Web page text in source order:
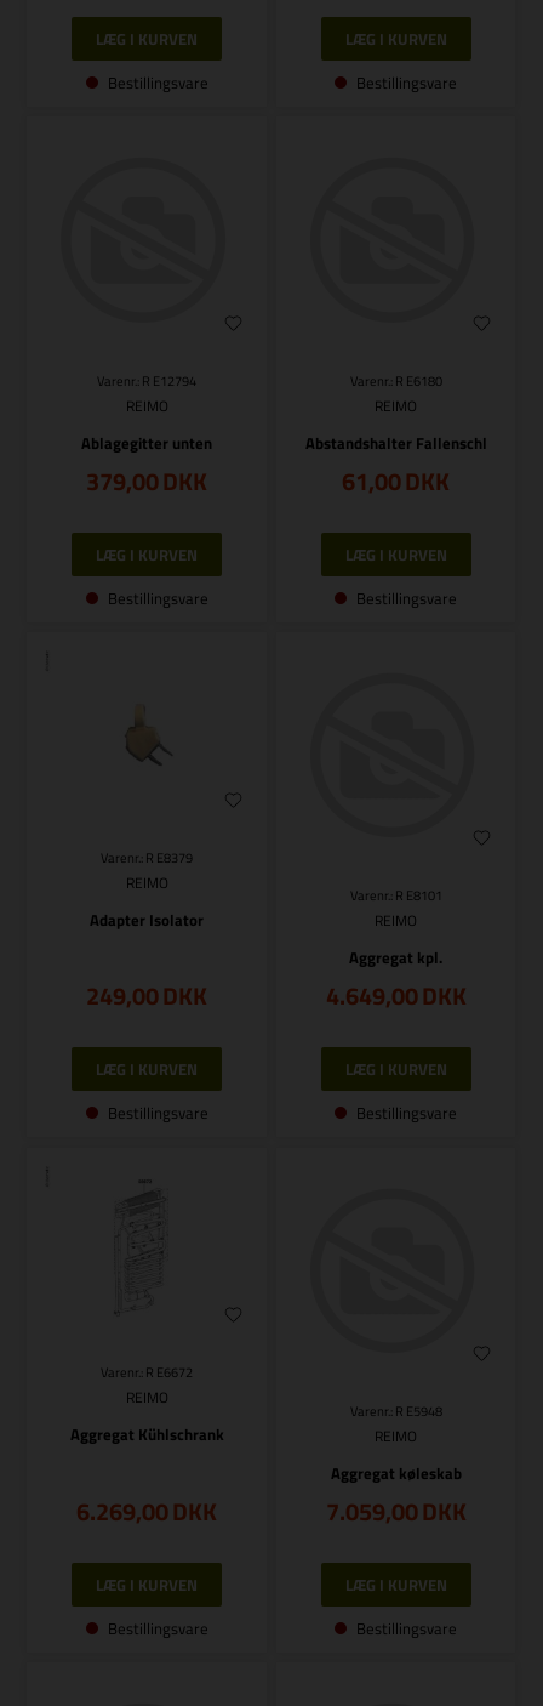
Bestillingsvare Bestillingsvare
Varenr.: R E12794
REIMO
Ablagegitter unten
379,00DKK
Bestillingsvare
Varenr.: R E6180
REIMO
Abstandshalter Fallenschl
61,00DKK
Bestillingsvare
Varenr.: R E8379
REIMO
Adapter Isolator
249,00DKK
Bestillingsvare
Varenr.: R E8101
REIMO
Aggregat kpl.
4.649,00DKK
Bestillingsvare
Varenr.: R E6672
REIMO
Aggregat Kühlschrank
6.269,00DKK
Bestillingsvare
Varenr.: R E5948
REIMO
Aggregat køleskab
7.059,00DKK
Bestillingsvare